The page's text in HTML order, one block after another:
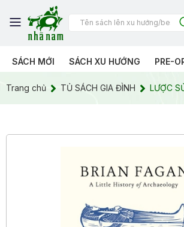
SÁCH MỚI SÁCH XU HƯỚNG PRE-
Trang chủ TỦ SÁCH GIA ĐÌNH LƯỢC